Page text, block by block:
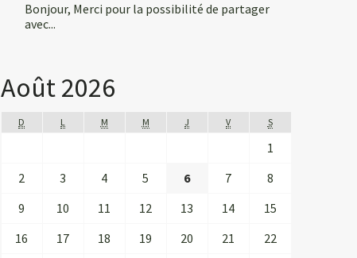
Bonjour, Merci pour la possibilité de partager
avec...
Août 2026
D L M M J V S
1
2
3 4 5 6 7
8
9
10 11 12 13 14
15
16
17 18 19 20 21
22